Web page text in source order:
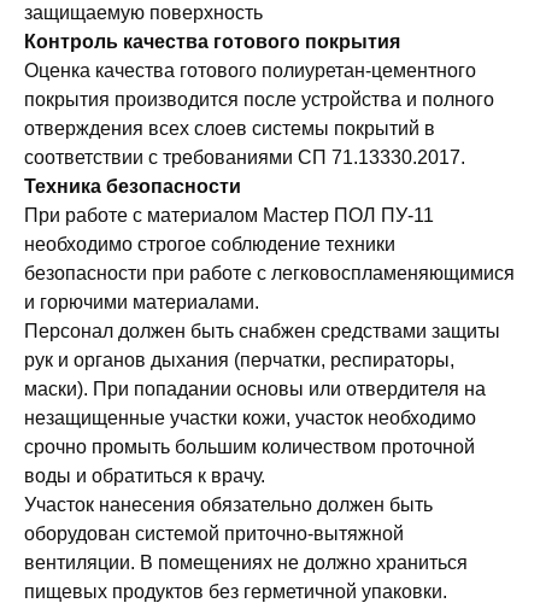
защищаемую поверхность
Контроль качества готового покрытия
Оценка качества готового полиуретан-цементного
покрытия производится после устройства и полного
отверждения всех слоев системы покрытий в
соответствии с требованиями СП 71.13330.2017.
Техника безопасности
При работе с материалом Мастер ПОЛ ПУ-11
необходимо строгое соблюдение техники
безопасности при работе с легковоспламеняющимися
и горючими материалами.
Персонал должен быть снабжен средствами защиты
рук и органов дыхания (перчатки, респираторы,
маски). При попадании основы или отвердителя на
незащищенные участки кожи, участок необходимо
срочно промыть большим количеством проточной
воды и обратиться к врачу.
Участок нанесения обязательно должен быть
оборудован системой приточно-вытяжной
вентиляции. В помещениях не должно храниться
пищевых продуктов без герметичной упаковки.